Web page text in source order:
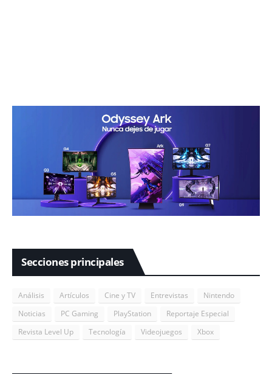
Secciones principales
Análisis Artículos Cine y TV Entrevistas
Nintendo
Noticias
PC Gaming PlayStation
Reportaje Especial
Revista Level Up
Tecnología Videojuegos Xbox